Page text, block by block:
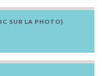
SUR LA PHOTO)